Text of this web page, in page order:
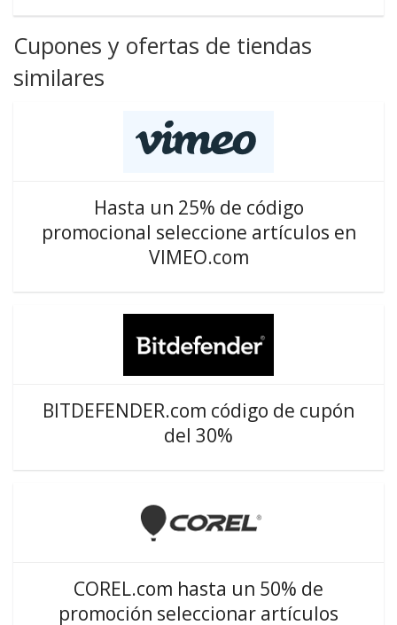
Cupones y ofertas de tiendas
similares
Hasta un 25% de código
promocional seleccione artículos en
VIMEO.com
BITDEFENDER.com código de cupón
del 30%
COREL.com hasta un 50% de
promoción seleccionar artículos